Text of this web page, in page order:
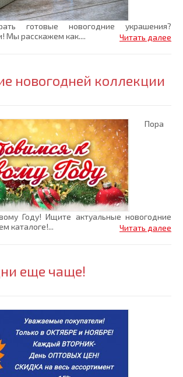
готовые новогодние украшения?
Мы расскажем как....
Читать далее
новогодней коллекции
Пора
Году! Ищите актуальные новогодние
каталоге!...
Читать далее
еще чаще!